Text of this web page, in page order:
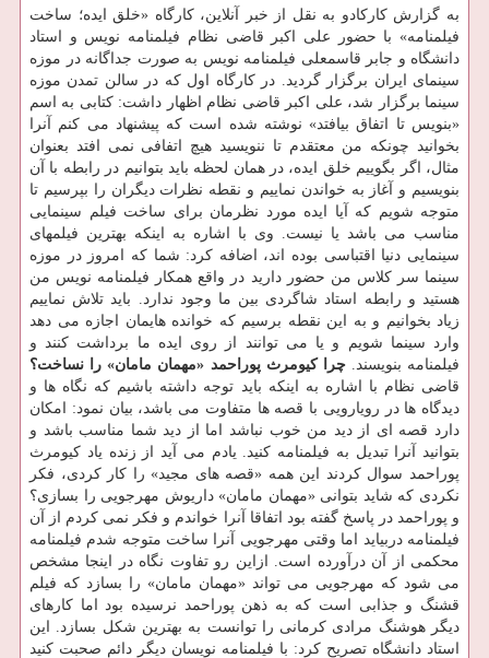
به گزارش کارکادو به نقل از خبر آنلاین، کارگاه «خلق ایده؛ ساخت
فیلمنامه» با حضور علی اکبر قاضی نظام فیلمنامه نویس و استاد
دانشگاه و جابر قاسمعلی فیلمنامه نویس به صورت جداگانه در موزه
سینمای ایران برگزار گردید. در کارگاه اول که در سالن تمدن موزه
سینما برگزار شد، علی اکبر قاضی نظام اظهار داشت: کتابی به اسم
«بنویس تا اتفاق بیافتد» نوشته شده است که پیشنهاد می کنم آنرا
بخوانید چونکه من معتقدم تا ننویسید هیچ اتفافی نمی افتد بعنوان
مثال، اگر بگوییم خلق ایده، در همان لحظه باید بتوانیم در رابطه با آن
بنویسیم و آغاز به خواندن نماییم و نقطه نظرات دیگران را بپرسیم تا
متوجه شویم که آیا ایده مورد نظرمان برای ساخت فیلم سینمایی
مناسب می باشد یا نیست. وی با اشاره به اینکه بهترین فیلمهای
سینمایی دنیا اقتباسی بوده اند، اضافه کرد: شما که امروز در موزه
سینما سر کلاس من حضور دارید در واقع همکار فیلمنامه نویس من
هستید و رابطه استاد شاگردی بین ما وجود ندارد. باید تلاش نماییم
زیاد بخوانیم و به این نقطه برسیم که خوانده هایمان اجازه می دهد
وارد سینما شویم و یا می توانند از روی ایده ما برداشت کنند و
فیلمنامه بنویسند.چرا کیومرث پوراحمد «مهمان مامان» را نساخت؟
قاضی نظام با اشاره به اینکه باید توجه داشته باشیم که نگاه ها و
دیدگاه ها در رویارویی با قصه ها متفاوت می باشد، بیان نمود: امکان
دارد قصه ای از دید من خوب نباشد اما از دید شما مناسب باشد و
بتوانید آنرا تبدیل به فیلمنامه کنید. یادم می آید از زنده یاد کیومرث
پوراحمد سوال کردند این همه «قصه های مجید» را کار کردی، فکر
نکردی که شاید بتوانی «مهمان مامان» داریوش مهرجویی را بسازی؟
و پوراحمد در پاسخ گفته بود اتفاقا آنرا خواندم و فکر نمی کردم از آن
فیلمنامه دربیاید اما وقتی مهرجویی آنرا ساخت متوجه شدم فیلمنامه
محکمی از آن درآورده است. ازاین رو تفاوت نگاه در اینجا مشخص
می شود که مهرجویی می تواند «مهمان مامان» را بسازد که فیلم
قشنگ و جذابی است که به ذهن پوراحمد نرسیده بود اما کارهای
دیگر هوشنگ مرادی کرمانی را توانست به بهترین شکل بسازد. این
استاد دانشگاه تصریح کرد: با فیلمنامه نویسان دیگر دائم صحبت کنید